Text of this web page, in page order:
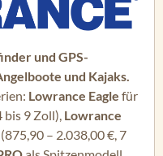
und GPS-
und Kajaks.
Lowrance Eagle für
bis 9 Zoll), Lowrance
– 2.038,00 €, 7